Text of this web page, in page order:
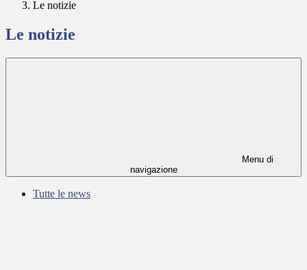
Le notizie
Le notizie
Menu di
navigazione
Tutte le news